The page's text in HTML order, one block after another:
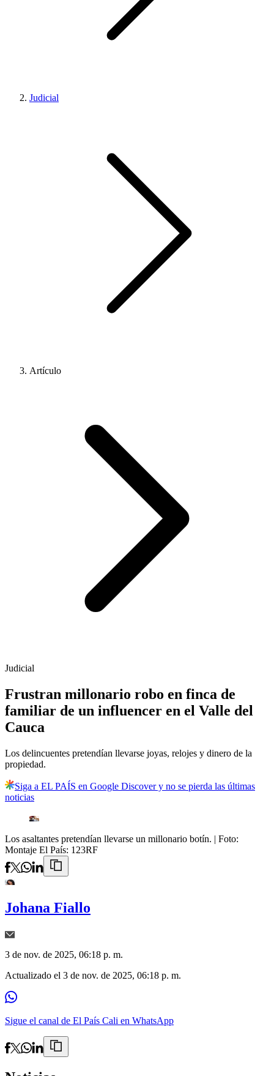
Judicial
Artículo
Judicial
Frustran millonario robo en finca de
familiar de un influencer en el Valle del
Cauca
Los delincuentes pretendían llevarse joyas, relojes y dinero de la
propiedad.
Siga a EL PAÍS en Google Discover y no se pierda las últimas
noticias
Los asaltantes pretendían llevarse un millonario botín. | Foto:
Montaje El País: 123RF
Johana Fiallo
3 de nov. de 2025, 06:18 p. m.
Actualizado el 3 de nov. de 2025, 06:18 p. m.
Sigue el canal de El País Cali en WhatsApp